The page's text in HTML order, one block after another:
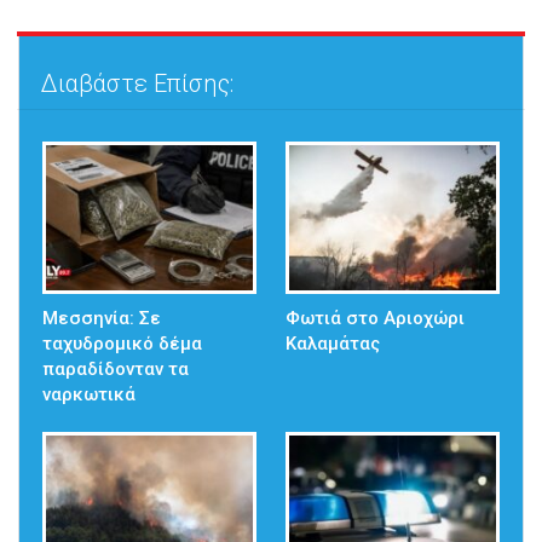
Διαβάστε Επίσης:
Μεσσηνία: Σε
ταχυδρομικό δέμα
παραδίδονταν τα
ναρκωτικά
Φωτιά στο Αριοχώρι
Καλαμάτας